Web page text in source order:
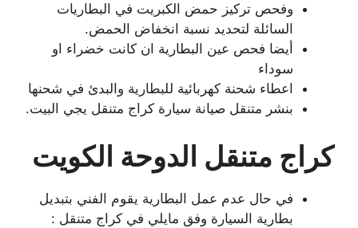
وفحص تركيز حمض الكبريت في البطاريات
السائلة لتحديد نسبة انخفاض الحمض.
أيضا فحص عين البطارية ان كانت خضراء او
سوداء
اعطاء شحنة كهربائية للبطارية والبدئ في شحنها
بنشر متنقل صيانة سيارة كراج متنقل يجي البيت.
كراج متنقل الدوحة الكويت
في حال عدم عمل البطارية يقوم الفني بتبديل
بطارية السيارة وفق مايلي في كراج متنقل :